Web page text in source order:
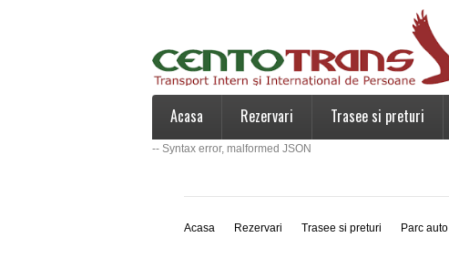
Acasa Rezervari Trasee si preturi
-- Syntax error, malformed JSON
Acasa Rezervari Trasee si preturi Parc auto